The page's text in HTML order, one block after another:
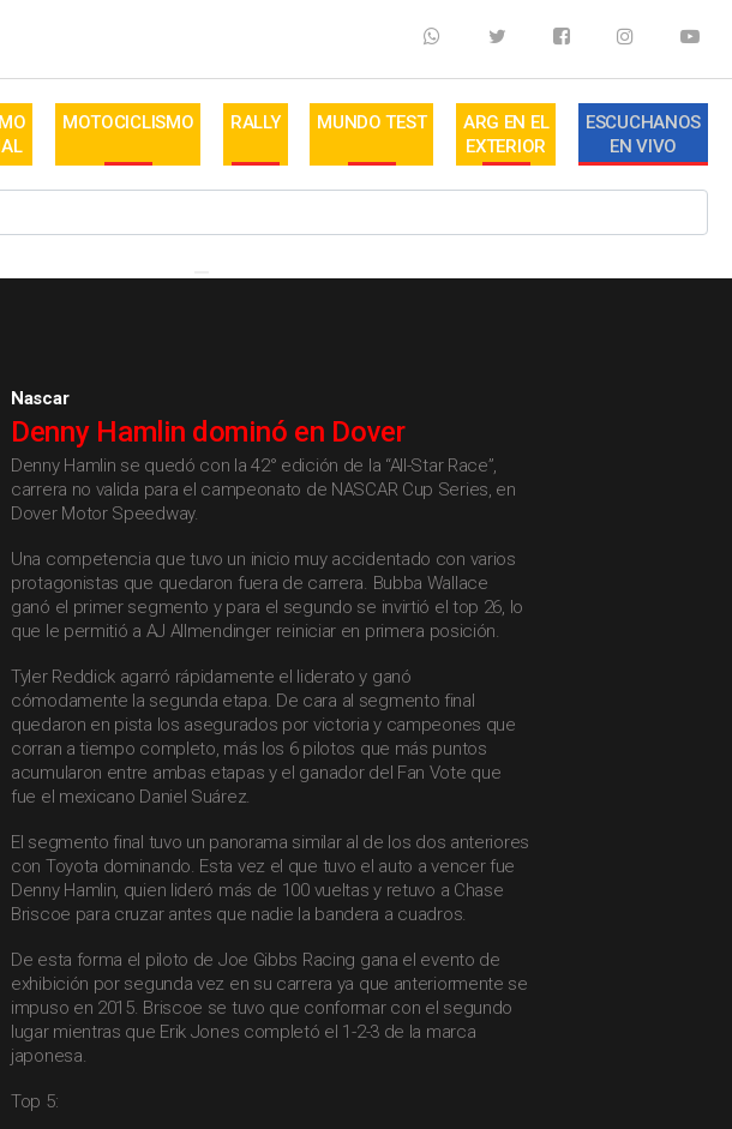
MOTOCICLISMO RALLY MUNDO TEST
ARG EN EL
EXTERIOR
ESCUCHANOS
EN VIVO
Nascar
Denny Hamlin dominó en Dover
Denny Hamlin se quedó con la 42° edición de la “All-Star Race”,
carrera no valida para el campeonato de NASCAR Cup Series, en
Dover Motor Speedway.
Una competencia que tuvo un inicio muy accidentado con varios
protagonistas que quedaron fuera de carrera. Bubba Wallace
ganó el primer segmento y para el segundo se invirtió el top 26, lo
que le permitió a AJ Allmendinger reiniciar en primera posición.
Tyler Reddick agarró rápidamente el liderato y ganó
cómodamente la segunda etapa. De cara al segmento final
quedaron en pista los asegurados por victoria y campeones que
corran a tiempo completo, más los 6 pilotos que más puntos
acumularon entre ambas etapas y el ganador del Fan Vote que
fue el mexicano Daniel Suárez.
El segmento final tuvo un panorama similar al de los dos anteriores
con Toyota dominando. Esta vez el que tuvo el auto a vencer fue
Denny Hamlin, quien lideró más de 100 vueltas y retuvo a Chase
Briscoe para cruzar antes que nadie la bandera a cuadros.
De esta forma el piloto de Joe Gibbs Racing gana el evento de
exhibición por segunda vez en su carrera ya que anteriormente se
impuso en 2015. Briscoe se tuvo que conformar con el segundo
lugar mientras que Erik Jones completó el 1-2-3 de la marca
japonesa.
Top 5: